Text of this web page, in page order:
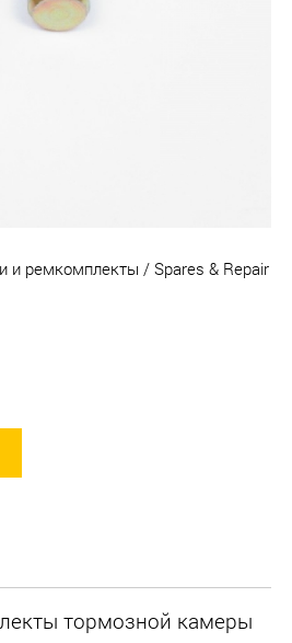
и ремкомплекты / Spares & Repair
тормозной камеры